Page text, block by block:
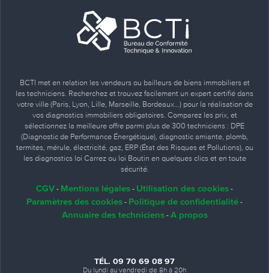
BCTI met en relation les vendeurs ou bailleurs de biens immobiliers et
les techniciens. Recherchez et trouvez facilement un expert certifié dans
votre ville (Paris, Lyon, Lille, Marseille, Bordeaux…) pour la réalisation de
vos diagnostics immobiliers obligatoires. Comparez les prix, et
sélectionnez la meilleure offre parmi plus de 300 techniciens : DPE
(Diagnostic de Performance Énergétique), diagnostic amiante, plomb,
termites, mérule, électricité, gaz, ERP (État des Risques et Pollutions), ou
les diagnostics loi Carrez ou loi Boutin en quelques clics et en toute
sécurité.
CGV - Mentions légales - Utilisation des cookies -
Paramètres des cookies - Politique de confidentialité -
Annuaire des techniciens- A propos
TÉL. 09 70 69 08 97
Du lundi au vendredi de 8h à 20h